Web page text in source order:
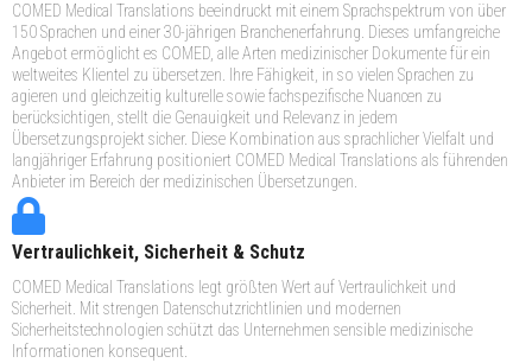
COMED Medical Translations beeindruckt mit einem Sprachspektrum von über
150 Sprachen und einer 30-jährigen Branchenerfahrung. Dieses umfangreiche
Angebot ermöglicht es COMED, alle Arten medizinischer Dokumente für ein
weltweites Klientel zu übersetzen. Ihre Fähigkeit, in so vielen Sprachen zu
agieren und gleichzeitig kulturelle sowie fachspezifische Nuancen zu
berücksichtigen, stellt die Genauigkeit und Relevanz in jedem
Übersetzungsprojekt sicher. Diese Kombination aus sprachlicher Vielfalt und
langjähriger Erfahrung positioniert COMED Medical Translations als führenden
Anbieter im Bereich der medizinischen Übersetzungen.
Vertraulichkeit, Sicherheit & Schutz
COMED Medical Translations legt größten Wert auf Vertraulichkeit und
Sicherheit. Mit strengen Datenschutzrichtlinien und modernen
Sicherheitstechnologien schützt das Unternehmen sensible medizinische
Informationen konsequent.